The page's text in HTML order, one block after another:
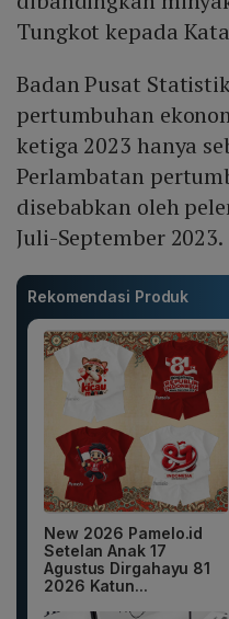
Tungkot kepada
Badan Pusat
pertumbuhan
ketiga 2023 hanya
Perlambatan
disebabkan oleh
Juli-September 2023.
Rekomendasi Produk
New 2026 Pamelo.id
Setelan Anak 17
Agustus Dirgahayu 81
2026 Katun...